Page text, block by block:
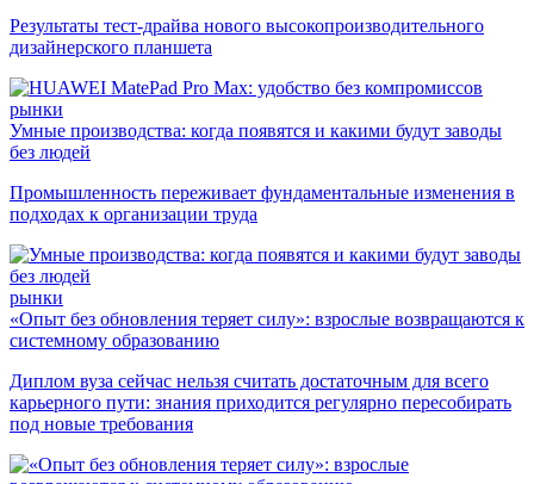
Результаты тест-драйва нового высокопроизводительного
дизайнерского планшета
рынки
Умные производства: когда появятся и какими будут заводы
без людей
Промышленность переживает фундаментальные изменения в
подходах к организации труда
рынки
«Опыт без обновления теряет силу»: взрослые возвращаются к
системному образованию
Диплом вуза сейчас нельзя считать достаточным для всего
карьерного пути: знания приходится регулярно пересобирать
под новые требования